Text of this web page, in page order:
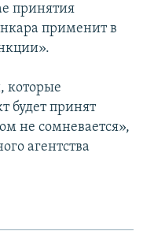
принятия
применит в
которые
будет принят
не сомневается»,
агентства